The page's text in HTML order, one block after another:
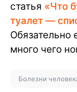
статья «Что
туалет —
Обязательно
много чего
Болезни